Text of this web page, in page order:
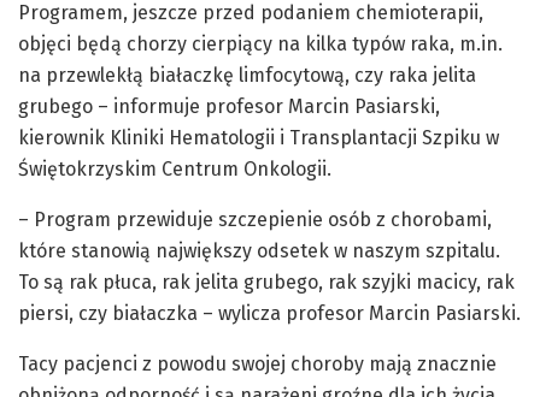
Programem, jeszcze przed podaniem chemioterapii,
objęci będą chorzy cierpiący na kilka typów raka, m.in.
na przewlekłą białaczkę limfocytową, czy raka jelita
grubego – informuje profesor Marcin Pasiarski,
kierownik Kliniki Hematologii i Transplantacji Szpiku w
Świętokrzyskim Centrum Onkologii.
– Program przewiduje szczepienie osób z chorobami,
które stanowią największy odsetek w naszym szpitalu.
To są rak płuca, rak jelita grubego, rak szyjki macicy, rak
piersi, czy białaczka – wylicza profesor Marcin Pasiarski.
Tacy pacjenci z powodu swojej choroby mają znacznie